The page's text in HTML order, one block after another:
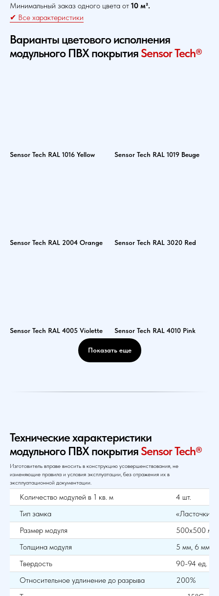
Минимальный заказ одного цвета от 10 м².
✔ Все характеристики
Варианты цветового исполнения
модульного ПВХ покрытия Sensor Tech®
Sensor Tech RAL 1016 Yellow Sensor Tech RAL 1019 Beuge
Sensor Tech RAL 2004 Orange Sensor Tech RAL 3020 Red
Sensor Tech RAL 4005 Violette Sensor Tech RAL 4010 Pink
Показать еще
Технические характеристики
модульного ПВХ покрытия Sensor Tech®
Изготовитель вправе вносить в конструкцию усовершенствования, не
изменяющие правила и условия эксплуатации, без отражения их в
эксплуатационной документации.
Количество модулей в 1 кв. м
4 шт.
Тип замка
«Ласточкин
Размер модуля
500х500 мм
Толщина модуля
5 мм, 6 мм,
Твердость
90-94 ед.
Относительное удлинение до разрыва
200%